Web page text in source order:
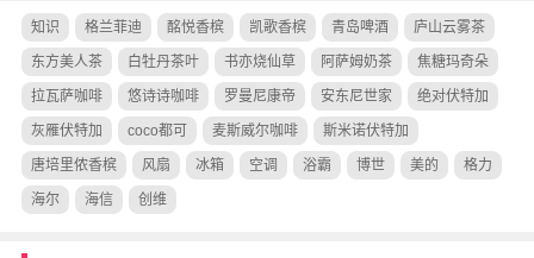
知识 格兰菲迪 酩悦香槟 凯歌香槟 青岛啤酒 庐山云雾茶
东方美人茶 白牡丹茶叶 书亦烧仙草 阿萨姆奶茶 焦糖玛奇朵
拉瓦萨咖啡 悠诗诗咖啡 罗曼尼康帝 安东尼世家 绝对伏特加
灰雁伏特加 coco都可 麦斯威尔咖啡 斯米诺伏特加
唐培里侬香槟 风扇 冰箱 空调 浴霸 博世 美的 格力
海尔 海信 创维